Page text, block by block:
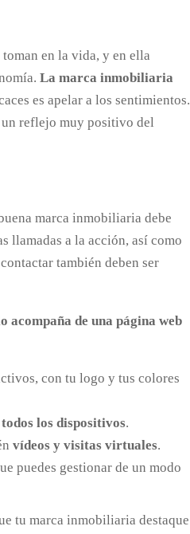
en la vida, y en ella
La marca inmobiliaria
es apelar a los sentimientos.
reflejo muy positivo del
marca inmobiliaria debe
llamadas a la acción, así como
también deben ser
de una página web
con tu logo y tus colores
los dispositivos.
vídeos y visitas virtuales.
puedes gestionar de un modo
tu marca inmobiliaria destaque